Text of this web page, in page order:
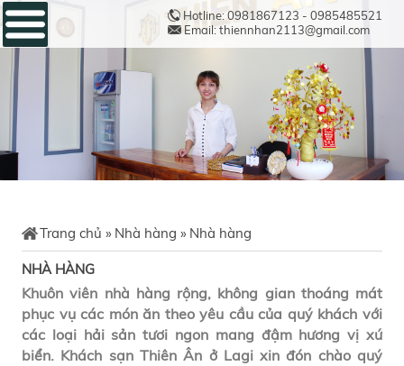
Hotline: 0981867123 - 0985485521
Email: thiennhan2113@gmail.com
Trang chủ » Nhà hàng » Nhà hàng
NHÀ HÀNG
Khuôn viên nhà hàng rộng, không gian thoáng mát
phục vụ các món ăn theo yêu cầu của quý khách với
các loại hải sản tươi ngon mang đậm hương vị xứ
biển. Khách sạn Thiên Ân ở Lagi xin đón chào quý